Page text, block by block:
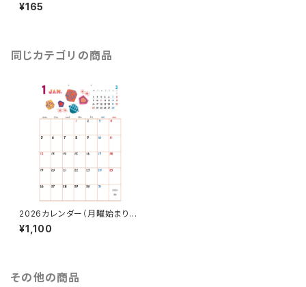
¥165
同じカテゴリの商品
2026カレンダー（月曜始まり・
日曜始まり）
¥1,100
その他の商品